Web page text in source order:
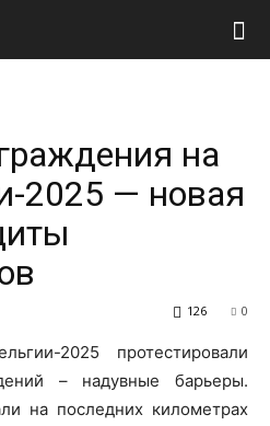
на
2025 — новая
0
126
2025 протестировали
– надувные барьеры.
на последних километрах